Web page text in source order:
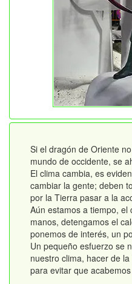
Si el dragón de Oriente
mundo de occidente, se
El clima cambia, es
cambiar la gente; deben
por la Tierra pasar a la
Aún estamos a tiempo,
manos, detengamos el
ponemos de interés, un
Un pequeño esfuerzo se
nuestro clima, hacer de
para evitar que